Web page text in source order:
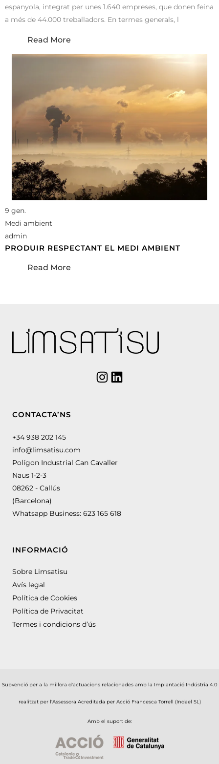
espanyola, integrat per unes 1.640 empreses, que donen feina
a més de 44.000 treballadors. En termes generals, l
Read More
9 gen.
Medi ambient
admin
PRODUIR RESPECTANT EL MEDI AMBIENT
Read More
CONTACTA’NS
+34 938 202 145
info@limsatisu.com
Polígon Industrial Can Cavaller
Naus 1-2-3
08262 - Callús
(Barcelona)
Whatsapp Business: 623 165 618
INFORMACIÓ
Sobre Limsatisu
Avís legal
Política de Cookies
Política de Privacitat
Termes i condicions d’ús
Subvenció per a la millora d'actuacions relacionades amb la Implantació Indústria 4.0
realitzat per l'Assessora Acreditada per Acció Francesca Torrell (Indael SL)
Amb el suport de: